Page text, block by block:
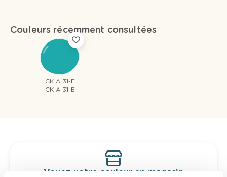
Couleurs récemment consultées
CK A 31-E
CK A 31-E
Voyez votre couleur en magasin